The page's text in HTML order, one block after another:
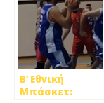
Β’ Εθνική
Μπάσκετ: